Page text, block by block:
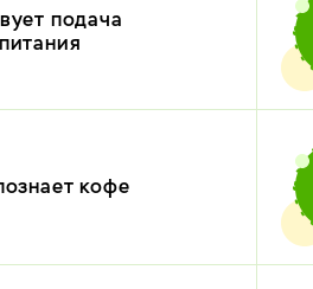
подача
кофе